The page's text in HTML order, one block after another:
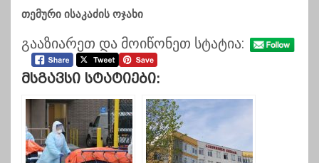
თემური ისაკაძის ოჯახი
გააზიარეთ და მოიწონეთ სტატია:
Მსგავსი Სტატიები: